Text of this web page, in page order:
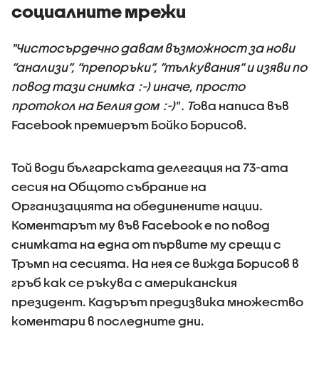
социалните мрежи
"Чистосърдечно давам възможност за нови
“анализи”, “препоръки”, “тълкувания” и изяви по
повод тази снимка :-) иначе, просто
протокол на Белия дом :-)" . Това написа във
Facebook премиерът Бойко Борисов.
Той води българската делегация на 73-ата
сесия на Общото събрание на
Организацията на обединените нации.
Коментарът му във Facebook e по повод
снимката на една от първите му срещи с
Тръмп на сесията. На нея се вижда Борисов в
гръб как се ръкува с американския
президент. Кадърът предизвика множество
коментари в последните дни.